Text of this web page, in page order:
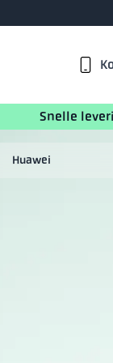
Snelle
Huawei